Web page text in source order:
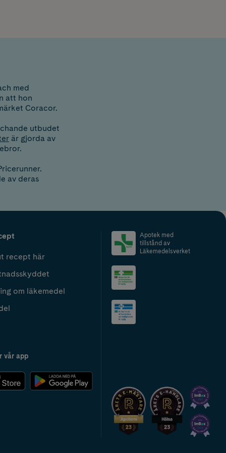
med
att hon
Coracor.
utbudet
är gjorda av
av deras
recept här
om läkemedel
vår app
Apotek med
tillstånd av
Läkemedelsverket
2024